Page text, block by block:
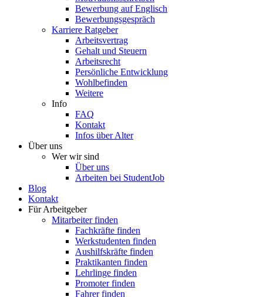
Bewerbung auf Englisch
Bewerbungsgespräch
Karriere Ratgeber
Arbeitsvertrag
Gehalt und Steuern
Arbeitsrecht
Persönliche Entwicklung
Wohlbefinden
Weitere
Info
FAQ
Kontakt
Infos über Alter
Über uns
Wer wir sind
Über uns
Arbeiten bei StudentJob
Blog
Kontakt
Für Arbeitgeber
Mitarbeiter finden
Fachkräfte finden
Werkstudenten finden
Aushilfskräfte finden
Praktikanten finden
Lehrlinge finden
Promoter finden
Fahrer finden